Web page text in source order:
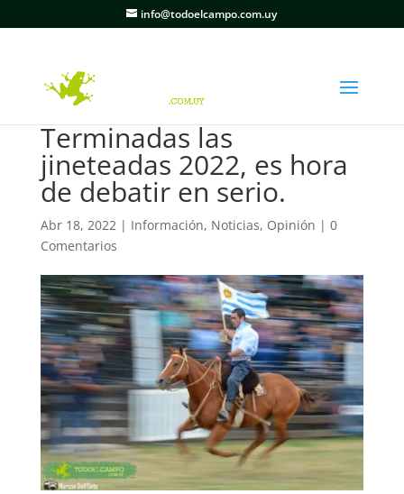
info@todoelcampo.com.uy
Terminadas las
jineteadas 2022, es hora
de debatir en serio.
Abr 18, 2022| Información, Noticias, Opinión | 0
Comentarios